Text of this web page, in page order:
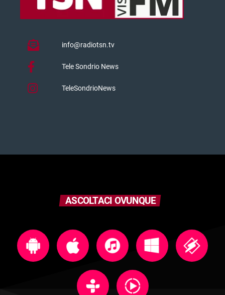
info@radiotsn.tv
Tele Sondrio News
TeleSondrioNews
ASCOLTACI OVUNQUE